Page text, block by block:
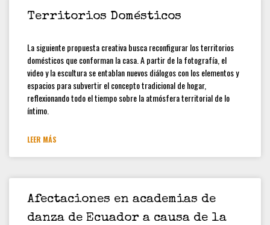
Territorios Domésticos
La siguiente propuesta creativa busca reconfigurar los territorios
domésticos que conforman la casa. A partir de la fotografía, el
video y la escultura se entablan nuevos diálogos con los elementos y
espacios para subvertir el concepto tradicional de hogar,
reflexionando todo el tiempo sobre la atmósfera territorial de lo
íntimo.
LEER MÁS
Afectaciones en academias de
danza de Ecuador a causa de la